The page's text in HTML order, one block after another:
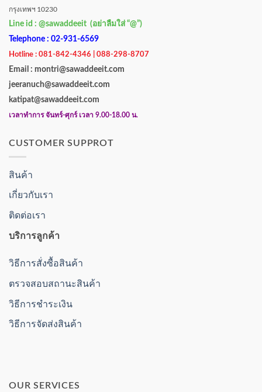
กรุงเทพฯ 10230
Line id : @sawaddeeit (อย่าลืมใส่ “@”)
Telephone : 02-931-6569
Hotline : 081-842-4346 | 088-298-8707
Email : montri@sawaddeeit.com
jeeranuch@sawaddeeit.com
katipat@sawaddeeit.com
เวลาทำการ จันทร์-ศุกร์ เวลา 9.00-18.00 น.
CUSTOMER SUPPROT
สินค้า
เกี่ยวกับเรา
ติดต่อเรา
บริการลูกค้า
วิธีการสั่งซื้อสินค้า
ตรวจสอบสถานะสินค้า
วิธีการชำระเงิน
วิธีการจัดส่งสินค้า
OUR SERVICES